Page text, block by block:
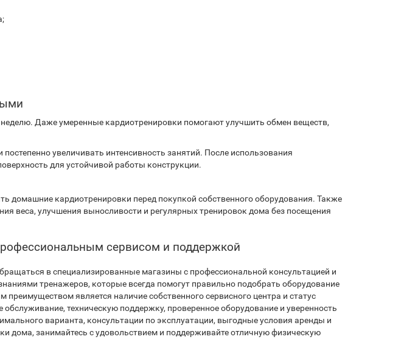
Даже умеренные кардиотренировки помогают улучшить обмен веществ,
увеличивать интенсивность занятий. После использования
для устойчивой работы конструкции.
домашние кардиотренировки перед покупкой собственного оборудования. Также
веса, улучшения выносливости и регулярных тренировок дома без посещения
сервисом и поддержкой
в специализированные магазины с профессиональной консультацией и
тренажеров, которые всегда помогут правильно подобрать оборудование
является наличие собственного сервисного центра и статус
техническую поддержку, проверенное оборудование и уверенность
варианта, консультации по эксплуатации, выгодные условия аренды и
дома, занимайтесь с удовольствием и поддерживайте отличную физическую